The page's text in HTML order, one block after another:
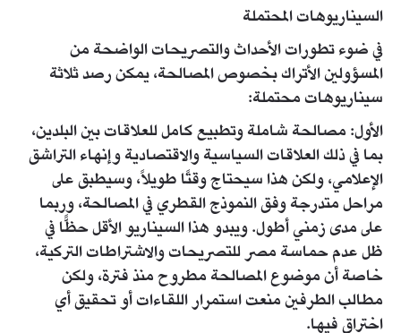
السيناريوهات المحتملة
في ضوء تطورات الأحداث والتصريحات الواضحة من
المسؤولين الأتراك بخصوص المصالحة، يمكن رصد ثلاثة
سيناريوهات محتملة:
الأول: مصالحة شاملة وتطبيع كامل للعلاقات بين البلدين،
بما في ذلك العلاقات السياسية والاقتصادية وإنهاء التراشق
الإعلامي، ولكن هذا سيحتاج وقتًا طويلاً، وسيطبق على
مراحل متدرجة وفق النموذج القطري في المصالحة، وربما
على مدى زمني أطول. ويبدو هذا السيناريو الأقل حظًّا في
ظل عدم حماسة مصر للتصريحات والاشتراطات التركية،
خاصة أن موضوع المصالحة مطروح منذ فترة، ولكن
مطالب الطرفين منعت استمرار اللقاءات أو تحقيق أي
اختراق فيها.